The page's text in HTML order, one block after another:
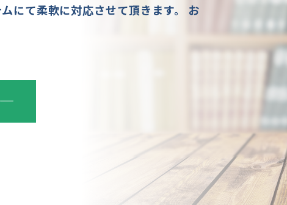
にて柔軟に対応させて頂きます。 お